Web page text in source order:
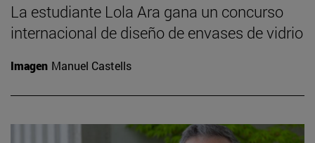
La estudiante Lola Ara gana un concurso
internacional de diseño de envases de vidrio
Imagen Manuel Castells